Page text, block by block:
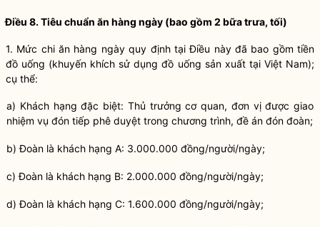
Điều 8. Tiêu chuẩn ăn hàng ngày (bao gồm 2 bữa trưa, tối)
1. Mức chi ăn hàng ngày quy định tại Điều này đã bao gồm tiền
đồ uống (khuyến khích sử dụng đồ uống sản xuất tại Việt Nam);
cụ thể:
a) Khách hạng đặc biệt: Thủ trưởng cơ quan, đơn vị được giao
nhiệm vụ đón tiếp phê duyệt trong chương trình, đề án đón đoàn;
b) Đoàn là khách hạng A: 3.000.000 đồng/người/ngày;
c) Đoàn là khách hạng B: 2.000.000 đồng/người/ngày;
d) Đoàn là khách hạng C: 1.600.000 đồng/người/ngày;